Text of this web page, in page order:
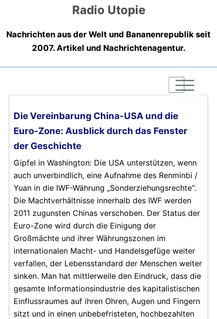
Radio Utopie
Nachrichten aus der Welt und Bananenrepublik seit
2007. Artikel und Nachrichtenagentur.
|
|
|
Die Vereinbarung China-USA und die
Euro-Zone: Ausblick durch das Fenster
der Geschichte
Gipfel in Washington: Die USA unterstützen, wenn
auch unverbindlich, eine Aufnahme des Renminbi /
Yuan in die IWF-Währung „Sonderziehungsrechte“.
Die Machtverhältnisse innerhalb des IWF werden
2011 zugunsten Chinas verschoben. Der Status der
Euro-Zone wird durch die Einigung der
Großmächte und ihrer Währungszonen im
internationalen Macht- und Handelsgefüge weiter
verfallen, der Lebensstandard der Menschen weiter
sinken. Man hat mittlerweile den Eindruck, dass die
gesamte Informationsindustrie des kapitalistischen
Einflussraumes auf ihren Ohren, Augen und Fingern
sitzt und in einen unbebefristeten, hochbezahlten